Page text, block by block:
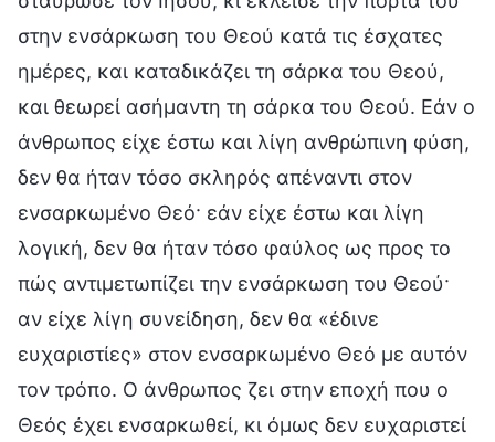
στην ενσάρκωση του Θεού κατά τις έσχατες
ημέρες, και καταδικάζει τη σάρκα του Θεού,
και θεωρεί ασήμαντη τη σάρκα του Θεού. Εάν ο
άνθρωπος είχε έστω και λίγη ανθρώπινη φύση,
δεν θα ήταν τόσο σκληρός απέναντι στον
ενσαρκωμένο Θεό· εάν είχε έστω και λίγη
λογική, δεν θα ήταν τόσο φαύλος ως προς το
πώς αντιμετωπίζει την ενσάρκωση του Θεού·
αν είχε λίγη συνείδηση, δεν θα «έδινε
ευχαριστίες» στον ενσαρκωμένο Θεό με αυτόν
τον τρόπο. Ο άνθρωπος ζει στην εποχή που ο
Θεός έχει ενσαρκωθεί, κι όμως δεν ευχαριστεί